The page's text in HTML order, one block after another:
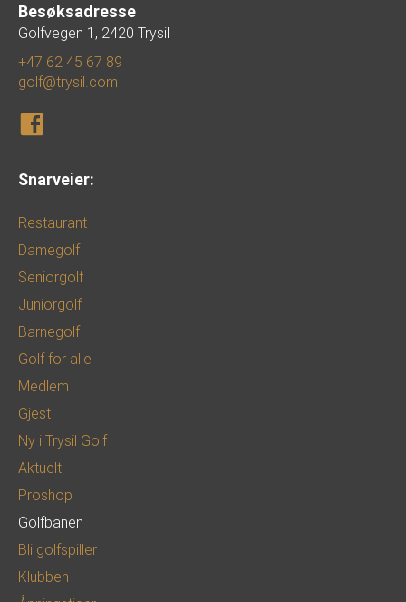
Besøksadresse
Golfvegen 1, 2420 Trysil
+47 62 45 67 89
golf@trysil.com
Snarveier:
Restaurant
Damegolf
Seniorgolf
Juniorgolf
Barnegolf
Golf for alle
Medlem
Gjest
Ny i Trysil Golf
Aktuelt
Proshop
Golfbanen
Bli golfspiller
Klubben